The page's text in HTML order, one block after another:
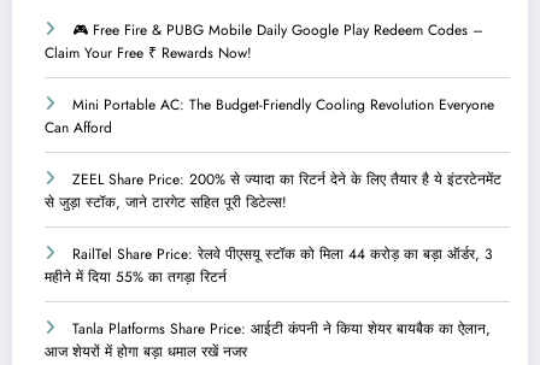
🎮 Free Fire & PUBG Mobile Daily Google Play Redeem Codes –
Claim Your Free ₹ Rewards Now!
Mini Portable AC: The Budget-Friendly Cooling Revolution Everyone
Can Afford
ZEEL Share Price: 200% से ज्यादा का रिटर्न देने के लिए तैयार है ये इंटरटेनमेंट
से जुड़ा स्टॉक, जाने टारगेट सहित पूरी डिटेल्स!
RailTel Share Price: रेलवे पीएसयू स्टॉक को मिला 44 करोड़ का बड़ा ऑर्डर, 3
महीने में दिया 55% का तगड़ा रिटर्न
Tanla Platforms Share Price: आईटी कंपनी ने किया शेयर बायबैक का ऐलान,
आज शेयरों में होगा बड़ा धमाल रखें नजर